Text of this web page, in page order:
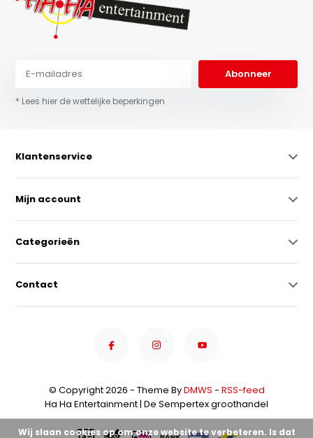
Abonneer
* Lees hier de wettelijke beperkingen
Klantenservice
Mijn account
Categorieën
Contact
© Copyright 2026 - Theme ByDMWS - RSS-feed
Ha Ha Entertainment | De Sempertex groothandel
Wij slaan cookies op om onze website te verbeteren. Is dat